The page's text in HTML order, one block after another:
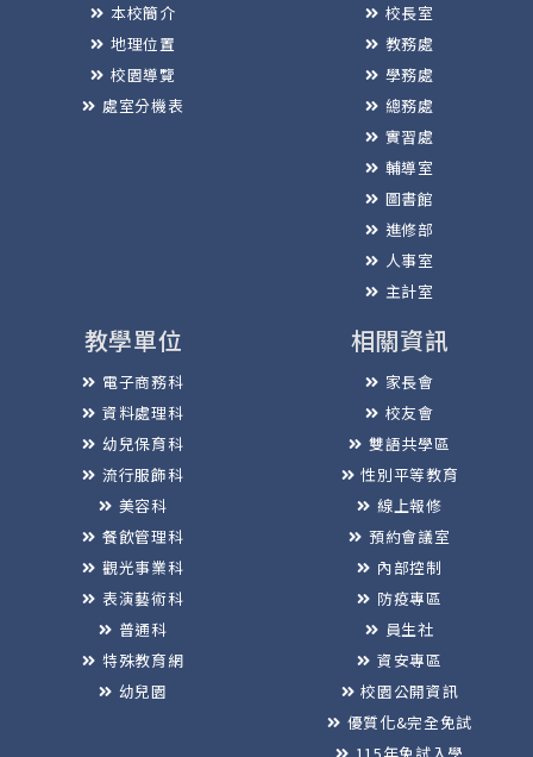
本校簡介
地理位置
校園導覽
處室分機表
校長室
教務處
學務處
總務處
實習處
輔導室
圖書館
進修部
人事室
主計室
教學單位
電子商務科
資料處理科
幼兒保育科
流行服飾科
美容科
餐飲管理科
觀光事業科
表演藝術科
普通科
特殊教育網
幼兒園
相關資訊
家長會
校友會
雙語共學區
性別平等教育
線上報修
預約會議室
內部控制
防疫專區
員生社
資安專區
校園公開資訊
優質化&完全免試